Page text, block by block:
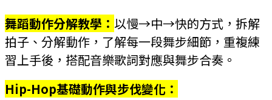
舞蹈動作分解教學： 以慢→中→快的方式，拆解
拍子、分解動作，了解每一段舞步細節，重複練
習上手後，搭配音樂歌詞對應與舞步合奏。
Hip-Hop基礎動作與步伐變化：